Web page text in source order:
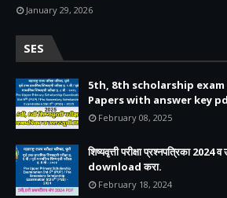
January 29, 2026
SES
5th, 8th scholarship exam
Papers with answer key
February 08, 2025
शिष्यवृत्ती परीक्षा प्रश्नपत्रिका 2024
download करा.
February 18, 2024